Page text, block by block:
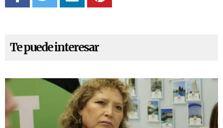
Te puede interesar